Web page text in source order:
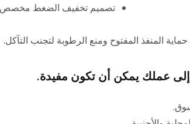
تصميم تخفيف الضغط مخصص
المنفذ المفتوح ومنع الرطوبة لتجنب التآكل.
إلى عملك يمكن أن تكون مفيدة.